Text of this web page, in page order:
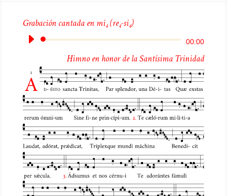
Grabación cantada en mi4(re4-si4)
Reproductor
de
audio
00:00
Himno en honor de la Santísima Trinidad